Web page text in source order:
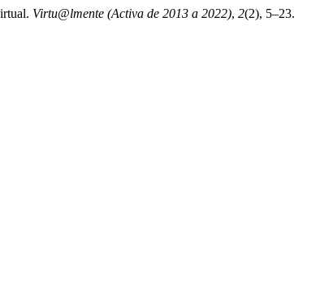
Virtu@lmente (Activa de 2013 a 2022), 2(2), 5–23.